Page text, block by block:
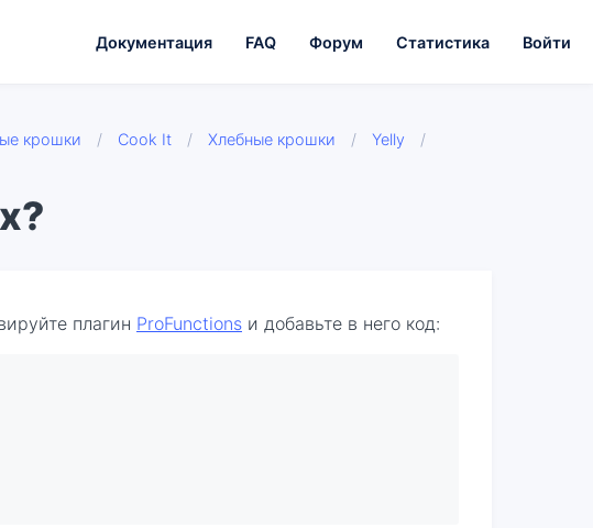
Документация FAQ Форум Статистика Войти
крошки / Cook It / Хлебные крошки / Yelly
/
плагин ProFunctions и добавьте в него код: